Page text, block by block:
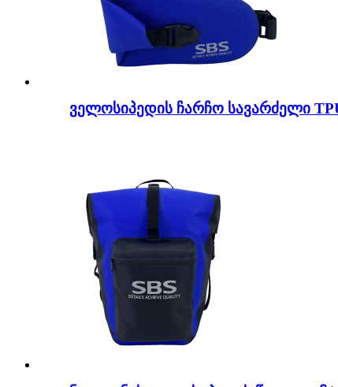
ველოსიპედის ჩარჩო სავარძელი